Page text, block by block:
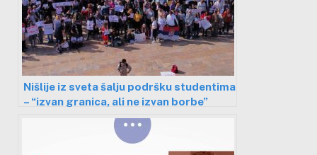
Nišlije iz sveta šalju podršku studentima
– “izvan granica, ali ne izvan borbe”